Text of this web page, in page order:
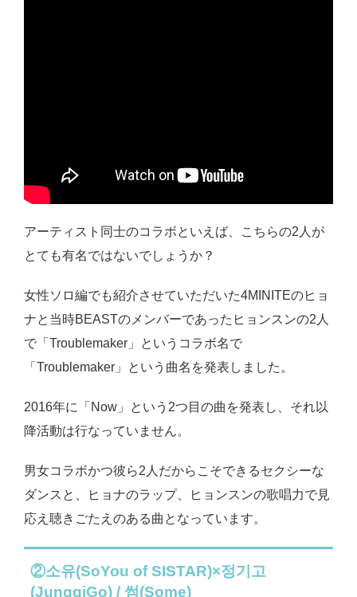
アーティスト同士のコラボといえば、こちらの2人が
とても有名ではないでしょうか？
女性ソロ編でも紹介させていただいた4MINITEのヒョ
ナと当時BEASTのメンバーであったヒョンスンの2人
で「Troublemaker」というコラボ名で
「Troublemaker」という曲名を発表しました。
2016年に「Now」という2つ目の曲を発表し、それ以
降活動は行なっていません。
男女コラボかつ彼ら2人だからこそできるセクシーな
ダンスと、ヒョナのラップ、ヒョンスンの歌唱力で見
応え聴きごたえのある曲となっています。
②소유(SoYou of SISTAR)×정기고
(JunggiGo) / 썸(Some)